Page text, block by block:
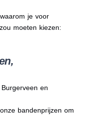
je voor
moeten kiezen:
en
bandenprijzen om